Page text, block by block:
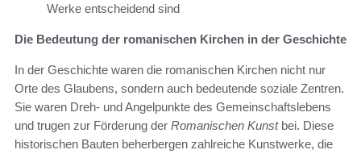
Werke entscheidend sind
Die Bedeutung der romanischen Kirchen in der Geschichte
In der Geschichte waren die romanischen Kirchen nicht nur
Orte des Glaubens, sondern auch bedeutende soziale Zentren.
Sie waren Dreh- und Angelpunkte des Gemeinschaftslebens
und trugen zur Förderung der Romanischen Kunstbei. Diese
historischen Bauten beherbergen zahlreiche Kunstwerke, die